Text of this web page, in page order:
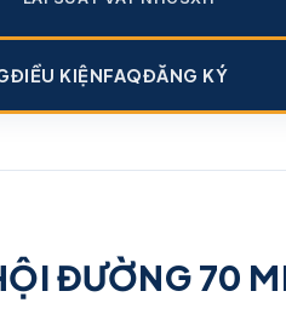
ĐIỀU KIỆNFAQĐĂNG KÝ
ĐƯỜNG 70